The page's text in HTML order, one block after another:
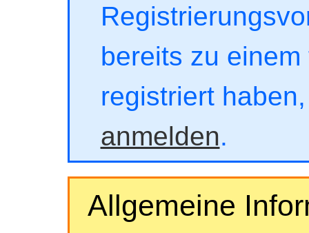
bereits zu
registriert
anmelden.
Allgemeine